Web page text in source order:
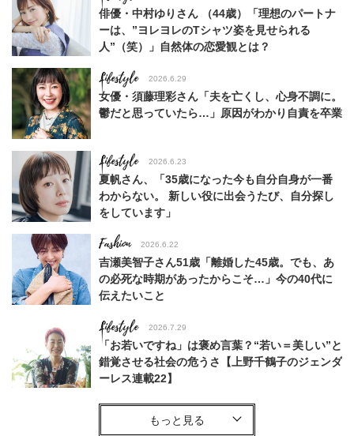
俳優・中村ゆりさん （44歳）「理想のパートナ
ーは、”ヨレヨレのTシャツ姿を見せられる
人”（笑）」自然体の恋愛観とは？
Lifestyle 2026.6.29
女優・須藤理彩さん「夫を亡くし、心身不調に。
鬱だと思っていたら…」原因がわかり自責を卒業
Lifestyle 2026.6.23
夏帆さん、「35歳になった今も自分自身が一番
わからない。 新しい役に出会うたび、自分探し
をしています」
Fashion 2026.6.22
吉瀬美智子さん51歳「離婚した45歳。でも、あ
の必死な時期があったからこそ…」今の40代に
伝えたいこと
Lifestyle 2026.7.29
「お若いですね」は褒め言葉？“若い＝美しい”と
錯覚させる社会の危うさ【上野千鶴子のジェンダ
ーレス連載22】
Lifestyle
梅宮アンナさん 電撃婚から1年、家族の価値観